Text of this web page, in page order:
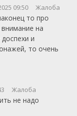
09:50 Жалоба
то про
на
и
то очень
Жалоба
не надо